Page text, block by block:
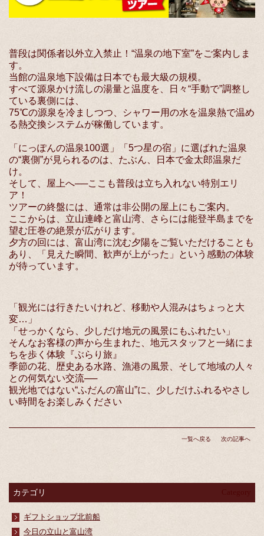
普段は関係者以外立入禁止！“温泉の地下室”をご案内しま
す。
当館の温泉地下設備は日本でも最大級の規模。
すべて源泉かけ流しの湯量と温度を、日々“手動で”調整し
ている裏側には、
75℃の源泉を冷ましつつ、シャワー用の水を温泉熱で温め
る熱交換システムが稼働しています。
「にっぽんの温泉100選」「5つ星の宿」に選ばれた温泉
の“裏側”が見られるのは、たぶん、日本で金太郎温泉だ
け。
そして、屋上へ──ここも普段は立ち入れない特別エリ
ア！
ツアーの終盤には、通常は非公開の屋上にもご案内。
ここからは、立山連峰と富山湾、さらには能登半島までを
望む圧巻の絶景が広がります。
夕方の回には、富山湾に沈む夕陽をご覧いただけることも
あり、「見えた瞬間、歓声が上がった」という感動の体験
が待っています。
「観光には行きたいけれど、移動や人混みはちょっと大
変…」
「せっかくなら、少しだけ地元の風景にもふれたい」
そんなお客様の声から生まれた、地元スタッフと一緒にま
ちを歩く体験『ぶらり旅』
季節の花、歴史ある水路、漁港の風景、そして地域の人々
との何気ない交流──
観光地ではない“ふだんの富山”に、少しだけふれるやさし
い時間をお楽しみください
一覧へ戻る 次の記事へ
カテゴリ
ギフトショップ北前船
今日の立山と富山湾